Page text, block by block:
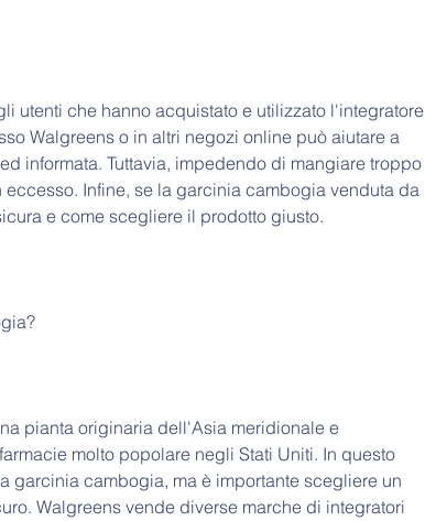
utenti che hanno acquistato e utilizzato l'integratore
Walgreens o in altri negozi online può aiutare a
informata. Tuttavia, impedendo di mangiare troppo
Infine, se la garcinia cambogia venduta da
e come scegliere il prodotto giusto.
pianta originaria dell'Asia meridionale e
molto popolare negli Stati Uniti. In questo
garcinia cambogia, ma è importante scegliere un
Walgreens vende diverse marche di integratori